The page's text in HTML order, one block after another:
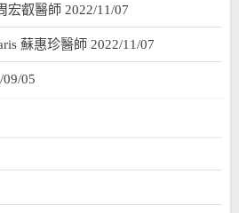
宏叡醫師 2022/11/07
蘇惠珍醫師 2022/11/07
05